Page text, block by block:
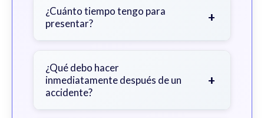
primero con un abogado para evitar
declaraciones que perjudiquen su
¿Cuánto tiempo tengo para
presentar?
+
con excepciones. Consulte para
obtener orientación específica.
¿Qué debo hacer
inmediatamente después de un
accidente?
+